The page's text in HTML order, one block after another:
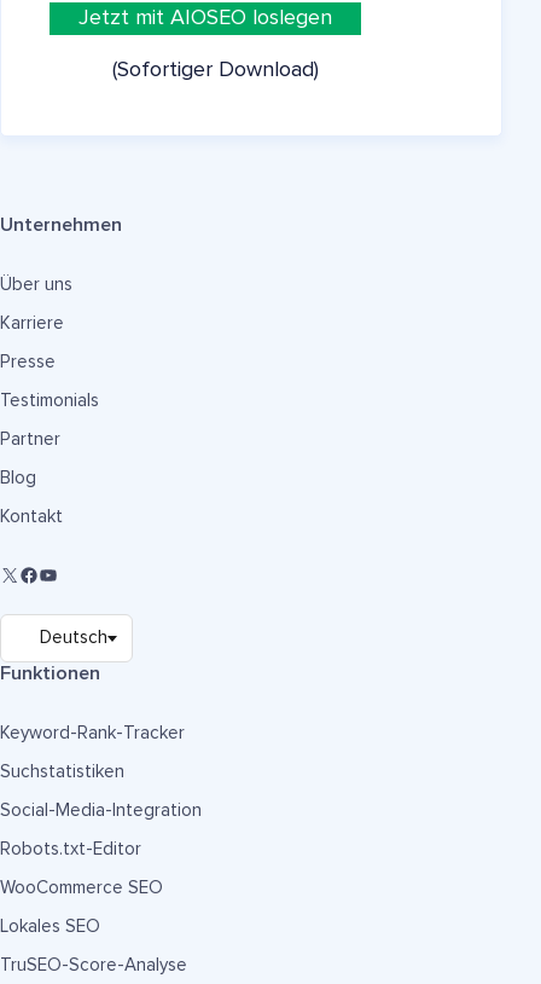
Jetzt mit AIOSEO loslegen
(Sofortiger Download)
Unternehmen
Über uns
Karriere
Presse
Testimonials
Partner
Blog
Kontakt
Funktionen
Keyword-Rank-Tracker
Suchstatistiken
Social-Media-Integration
Robots.txt-Editor
WooCommerce SEO
Lokales SEO
TruSEO-Score-Analyse